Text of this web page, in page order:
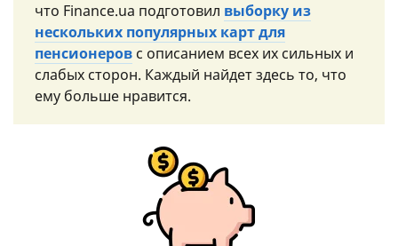
что Finance.ua подготовил выборку из
нескольких популярных карт для
пенсионеров с описанием всех их сильных и
слабых сторон. Каждый найдет здесь то, что
ему больше нравится.